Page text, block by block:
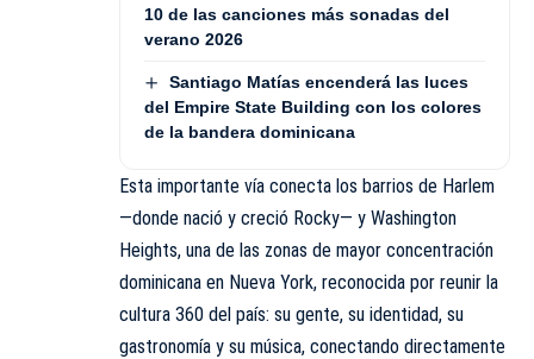
10 de las canciones más sonadas del
verano 2026
Santiago Matías encenderá las luces
del Empire State Building con los colores
de la bandera dominicana
Esta importante vía conecta los barrios de Harlem
—donde nació y creció Rocky— y Washington
Heights, una de las zonas de mayor concentración
dominicana en Nueva York, reconocida por reunir la
cultura 360 del país: su gente, su identidad, su
gastronomía y su música, conectando directamente